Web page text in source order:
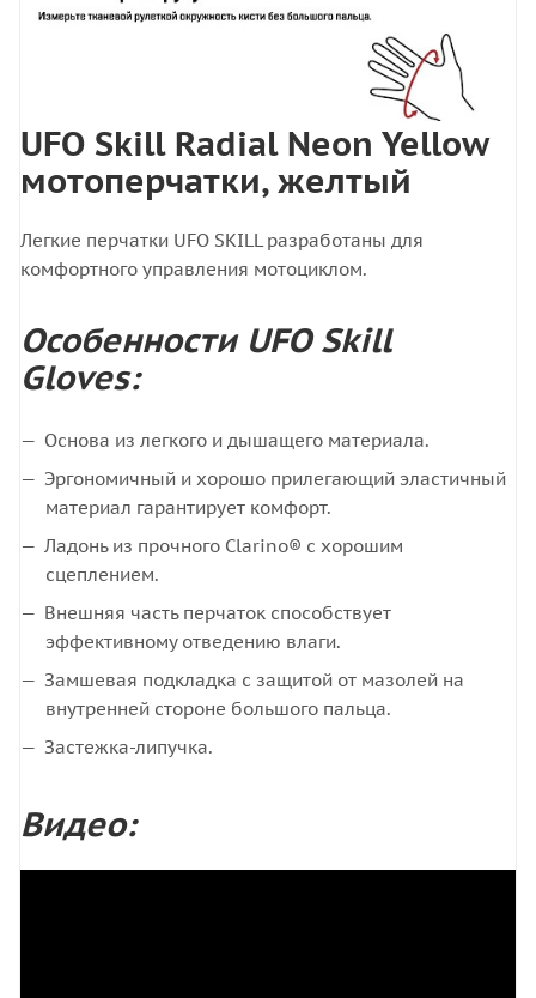
UFO Skill Radial Neon Yellow
мотоперчатки, желтый
Легкие перчатки UFO SKILL разработаны для
комфортного управления мотоциклом.
Особенности UFO Skill
Gloves:
Основа из легкого и дышащего материала.
Эргономичный и хорошо прилегающий эластичный
материал гарантирует комфорт.
Ладонь из прочного Clarino® с хорошим
сцеплением.
Внешняя часть перчаток способствует
эффективному отведению влаги.
Замшевая подкладка с защитой от мазолей на
внутренней стороне большого пальца.
Застежка-липучка.
Видео: